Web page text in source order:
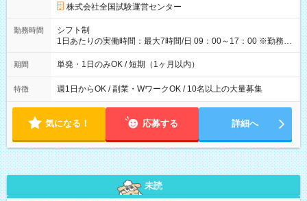
円の場合あり ・国家試験 7:00～13:30（休憩なし） 時給1,300
円（役割手当＋100円）×6時間＝日収8,400円＋交通費 【試用期
間】試用期間なし
株式会社全国試験運営センター
勤務時間
シフト制
1日あたりの実働時間：最大7時間/日 09：00～17：00 ※勤務時
間は 試験により異なります。
期間 単発・1日のみOK / 短期（1ヶ月以内）
特徴 週1日からOK / 副業・WワークOK / 10名以上の大量募集
気になる！ 応募する 詳細へ
未読